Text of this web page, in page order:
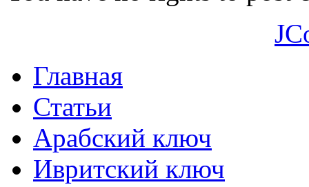
Главная
Статьи
Арабский ключ
Ивритский ключ